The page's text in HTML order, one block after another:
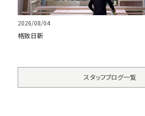
2026/08/04
格致日新
スタッフブログ一覧